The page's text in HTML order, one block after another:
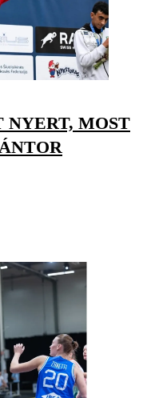
NYERT, MOST